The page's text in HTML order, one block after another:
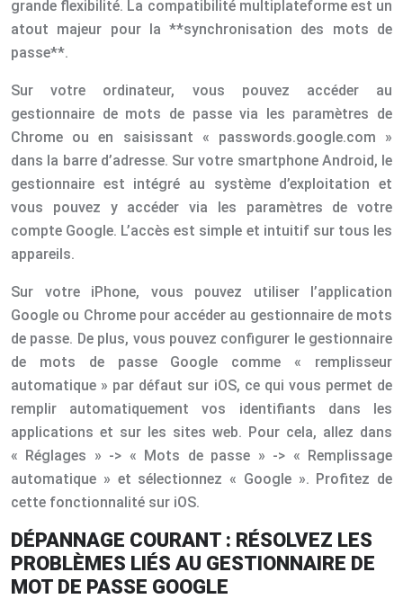
grande flexibilité. La compatibilité multiplateforme est un
atout majeur pour la **synchronisation des mots de
passe**.
Sur votre ordinateur, vous pouvez accéder au
gestionnaire de mots de passe via les paramètres de
Chrome ou en saisissant « passwords.google.com »
dans la barre d’adresse. Sur votre smartphone Android, le
gestionnaire est intégré au système d’exploitation et
vous pouvez y accéder via les paramètres de votre
compte Google. L’accès est simple et intuitif sur tous les
appareils.
Sur votre iPhone, vous pouvez utiliser l’application
Google ou Chrome pour accéder au gestionnaire de mots
de passe. De plus, vous pouvez configurer le gestionnaire
de mots de passe Google comme « remplisseur
automatique » par défaut sur iOS, ce qui vous permet de
remplir automatiquement vos identifiants dans les
applications et sur les sites web. Pour cela, allez dans
« Réglages » -> « Mots de passe » -> « Remplissage
automatique » et sélectionnez « Google ». Profitez de
cette fonctionnalité sur iOS.
DÉPANNAGE COURANT : RÉSOLVEZ LES
PROBLÈMES LIÉS AU GESTIONNAIRE DE
MOT DE PASSE GOOGLE